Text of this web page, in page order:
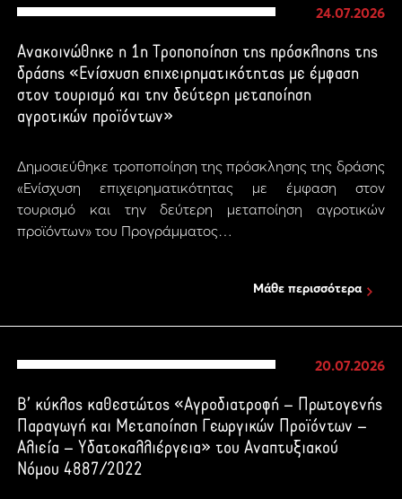
24.07.2026
Ανακοινώθηκε η 1η Τροποποίηση της πρόσκλησης της
δράσης «Ενίσχυση επιχειρηματικότητας με έμφαση
στον τουρισμό και την δεύτερη μεταποίηση
αγροτικών προϊόντων»
Δημοσιεύθηκε τροποποίηση της πρόσκλησης της δράσης
«Ενίσχυση επιχειρηματικότητας με έμφαση στον
τουρισμό και την δεύτερη μεταποίηση αγροτικών
προϊόντων» του Προγράμματος…
Μάθε περισσότερα
20.07.2026
Β’ κύκλος καθεστώτος «Αγροδιατροφή – Πρωτογενής
Παραγωγή και Μεταποίηση Γεωργικών Προϊόντων –
Αλιεία – Υδατοκαλλιέργεια» του Αναπτυξιακού
Νόμου 4887/2022